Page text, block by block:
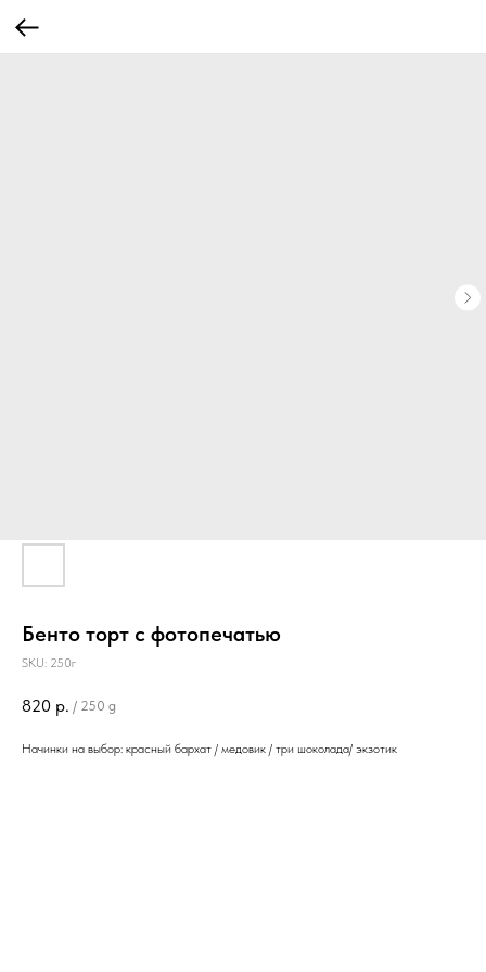
Бенто торт с фотопечатью
SKU: 250г
820 р. / 250 g
Начинки на выбор: красный бархат / медовик / три шоколада/ экзотик